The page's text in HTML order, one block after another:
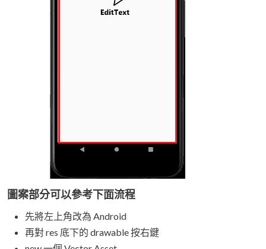
圖案部分可以參考下面流程
先將左上角改為 Android
再對 res 底下的 drawable 按右鍵